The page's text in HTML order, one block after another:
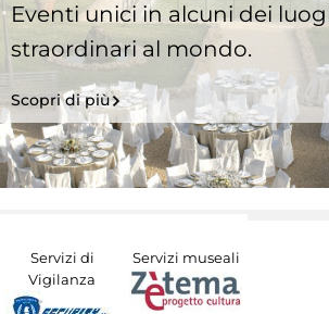
Eventi unici in alcuni dei
straordinari al mondo.
Scopri di più
Servizi di
Vigilanza
Servizi museali